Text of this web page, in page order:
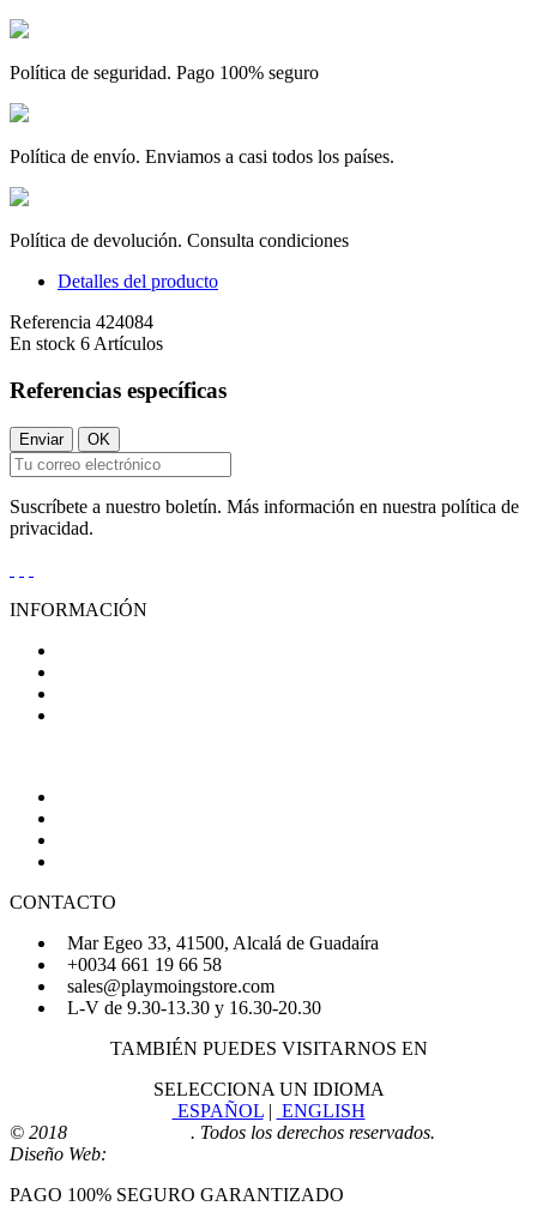
Política de seguridad. Pago 100% seguro
Política de envío. Enviamos a casi todos los países.
Política de devolución. Consulta condiciones
Detalles del producto
Referencia 424084
En stock 6 Artículos
Referencias específicas
Suscríbete a nuestro boletín. Más información en nuestra política de
privacidad.
INFORMACIÓN
CONTACTO
Mar Egeo 33, 41500, Alcalá de Guadaíra
+0034 661 19 66 58
sales@playmoingstore.com
L-V de 9.30-13.30 y 16.30-20.30
TAMBIÉN PUEDES VISITARNOS EN
SELECCIONA UN IDIOMA
ESPAÑOL| ENGLISH
© 2018
. Todos los derechos reservados.
Diseño Web:
PAGO 100% SEGURO GARANTIZADO